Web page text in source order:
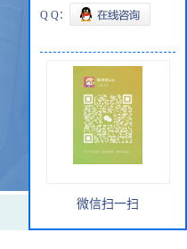
Q Q：
微信扫一扫